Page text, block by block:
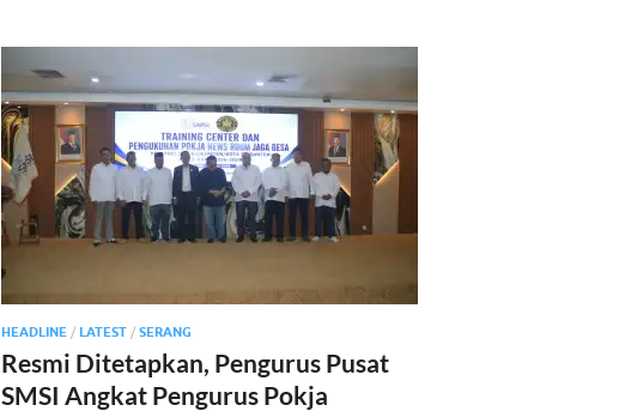
HEADLINE / LATEST / SERANG
Resmi Ditetapkan, Pengurus Pusat
SMSI Angkat Pengurus Pokja